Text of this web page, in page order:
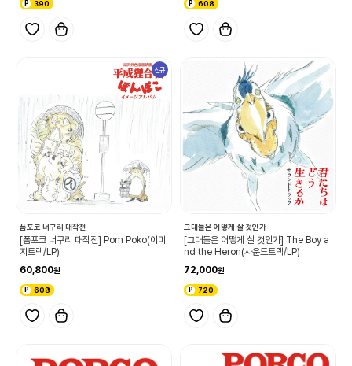
390 608
신규
폼포코 너구리 대작전
[폼포코 너구리 대작전] Pom Poko(이미
지트랙/LP)
60,800
608
그대들은 어떻게 살 것인가
[그대들은 어떻게 살 것인가] The Boy a
nd the Heron(사운드트랙/LP)
72,000
720